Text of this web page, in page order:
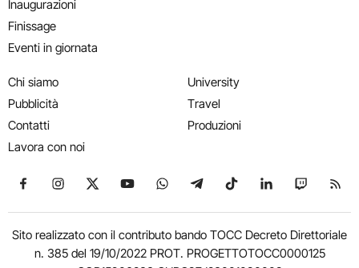
Inaugurazioni
Finissage
Eventi in giornata
Chi siamo
Pubblicità
Contatti
Lavora con noi
University
Travel
Produzioni
Seguici su Facebook
Seguici su Instagram
Seguici su X
Seguici su YouTube
Seguici su WhatsApp
Seguici su Telegram
Seguici su TikTok
Seguici su
Seguici
Sito realizzato con il contributo bando TOCC Decreto Direttoriale
n. 385 del 19/10/2022 PROT. PROGETTOTOCC0000125